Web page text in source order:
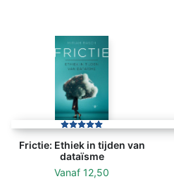
Frictie: Ethiek in tijden van
dataïsme
Vanaf 12,50